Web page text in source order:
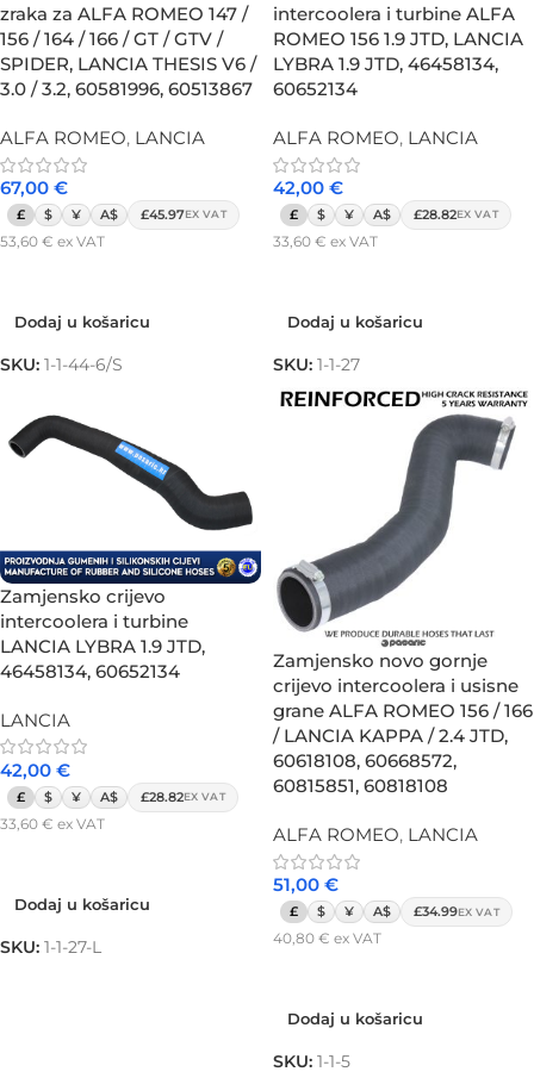
zraka za ALFA ROMEO 147 /
156 / 164 / 166 / GT / GTV /
SPIDER, LANCIA THESIS V6 /
3.0 / 3.2, 60581996, 60513867
ALFA ROMEO, LANCIA
67,00 €
£ $ ¥ A$ £45.97EX VAT
53,60 € ex VAT
Dodaj u košaricu
SKU: 1-1-44-6/S
intercoolera i turbine ALFA
ROMEO 156 1.9 JTD, LANCIA
LYBRA 1.9 JTD, 46458134,
60652134
ALFA ROMEO, LANCIA
42,00 €
£ $ ¥ A$ £28.82EX VAT
33,60 € ex VAT
Dodaj u košaricu
SKU: 1-1-27
Zamjensko crijevo
intercoolera i turbine
LANCIA LYBRA 1.9 JTD,
46458134, 60652134
LANCIA
42,00 €
£ $ ¥ A$ £28.82EX VAT
33,60 € ex VAT
Dodaj u košaricu
SKU: 1-1-27-L
Zamjensko novo gornje
crijevo intercoolera i usisne
grane ALFA ROMEO 156 / 166
/ LANCIA KAPPA / 2.4 JTD,
60618108, 60668572,
60815851, 60818108
ALFA ROMEO, LANCIA
51,00 €
£ $ ¥ A$ £34.99EX VAT
40,80 € ex VAT
Dodaj u košaricu
SKU: 1-1-5